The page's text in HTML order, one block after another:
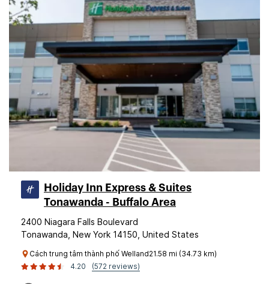
Holiday Inn Express & Suites
Tonawanda - Buffalo Area
2400 Niagara Falls Boulevard
Tonawanda, New York 14150, United States
Cách trung tâm thành phố Welland21.58 mi (34.73 km)
4.20
(572 reviews)